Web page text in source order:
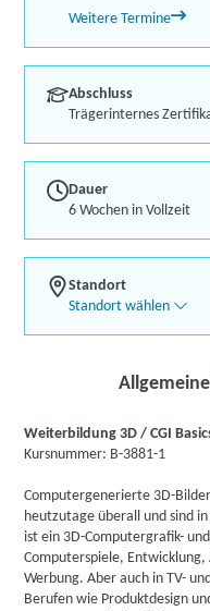
Weitere Termine
Abschluss
Trägerinternes
Dauer
6 Wochen in Vollzeit
Standort
Standort wählen
Weiterbildung 3D / CGI
Kursnummer: B-3881-1
Computergenerierte 3D-
heutzutage überall und sind
ist ein 3D-Computergrafik-
Computerspiele,
Werbung. Aber auch in TV-
Berufen wie Produktdesign